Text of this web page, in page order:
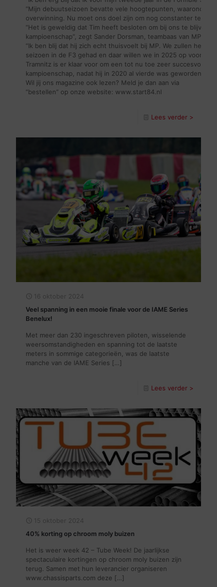
“Mijn debuutseizoen bevatte vele hoogtepunten, waaronder
overwinning. Nu moet ons doel zijn om nog constanter te
“Het is geweldig dat Tim heeft besloten om bij ons te blijven
kampioenschap”, zegt Sander Dorsman, teambaas van MP
“Ik ben blij dat hij zich echt thuisvoelt bij MP. We zullen hem
seizoen in de F3 gehad en daar willen we in 2025 op
Tramnitz is er klaar voor om een tot nu toe zeer succesvol
kampioenschap, nadat hij in 2020 al vierde was geworden in
Wil jij ons magazine ook lezen? Meld je dan aan via
“bestellen” op onze website: www.start84.nl
Lees verder >
16 oktober 2024
Veel spanning in een mooie finale voor de IAME Series
Benelux!
Met meer dan 230 ingeschreven piloten, wisselende
weersomstandigheden en spanning tot de laatste
meters in sommige categorieën, was de laatste
manche van de IAME Series […]
Lees verder >
15 oktober 2024
40% korting op chroom moly buizen
Het is weer week 42 – Tube Week! De jaarlijkse
spectaculaire kortingen op chroom moly buizen zijn
terug. Samen met hun leverancier organiseren
www.chassisparts.com deze […]